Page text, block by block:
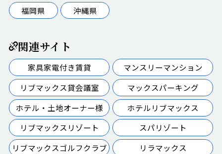
福岡県
沖縄県
関連サイト
家具家電付き賃貸
マンスリーマンション
リブマックス貸会議室
マックスパーキング
ホテル・土地オーナー様
ホテルリブマックス
リブマックスリゾート
スパリゾート
リブマックスゴルフクラブ
リラマックス